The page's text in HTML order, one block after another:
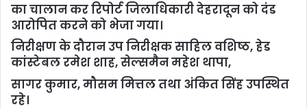
का चालान कर रिपोर्ट जिलाधिकारी देहरादून को दंड
आरोपित करने को भेजा गया।
निरीक्षण के दौरान उप निरीक्षक साहिल वशिष्ठ, हेड
कांस्टेबल रमेश शाह, सेल्समैन महेश थापा,
सागर कुमार, मौसम मित्तल तथा अंकित सिंह उपस्थित
रहे।